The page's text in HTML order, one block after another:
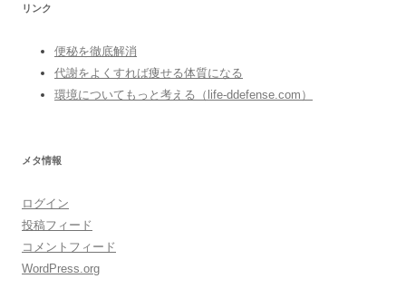
リンク
便秘を徹底解消
代謝をよくすれば痩せる体質になる
環境についてもっと考える（life-ddefense.com）
メタ情報
ログイン
投稿フィード
コメントフィード
WordPress.org